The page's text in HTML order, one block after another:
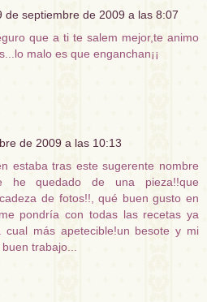
de septiembre de 2009 a las 8:07
que a ti te salem mejor,te animo
malo es que enganchan¡¡
de 2009 a las 10:13
estaba tras este sugerente nombre
he quedado de una pieza!!que
de fotos!!, qué buen gusto en
pondría con todas las recetas ya
cual más apetecible!un besote y mi
trabajo...